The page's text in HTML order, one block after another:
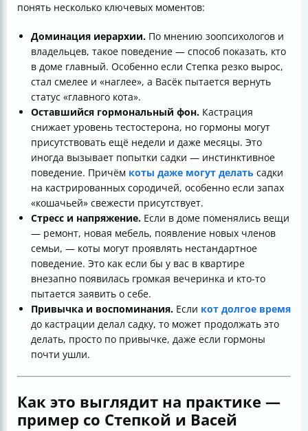
понять несколько ключевых моментов:
Доминация иерархии. По мнению зоопсихологов и
владельцев, такое поведение — способ показать, кто
в доме главный. Особенно если Степка резко вырос,
стал смелее и «наглее», а Васёк пытается вернуть
статус «главного кота».
Оставшийся гормональный фон. Кастрация
снижает уровень тестостерона, но гормоны могут
присутствовать ещё недели и даже месяцы. Это
иногда вызывает попытки садки — инстинктивное
поведение. Причём коты даже могут делать садки
на кастрированных сородичей, особенно если запах
«кошачьей» свежести присутствует.
Стресс и напряжение. Если в доме поменялись вещи
— ремонт, новая мебель, появление новых членов
семьи, — коты могут проявлять нестандартное
поведение. Это как если бы у вас в квартире
внезапно появилась громкая вечеринка и кто-то
пытается заявить о себе.
Привычка и воспоминания. Если кот долгое время
до кастрации делал садку, то может продолжать это
делать, просто по привычке, даже если гормоны
почти ушли.
Как это выглядит на практике —
пример со Степкой и Васей